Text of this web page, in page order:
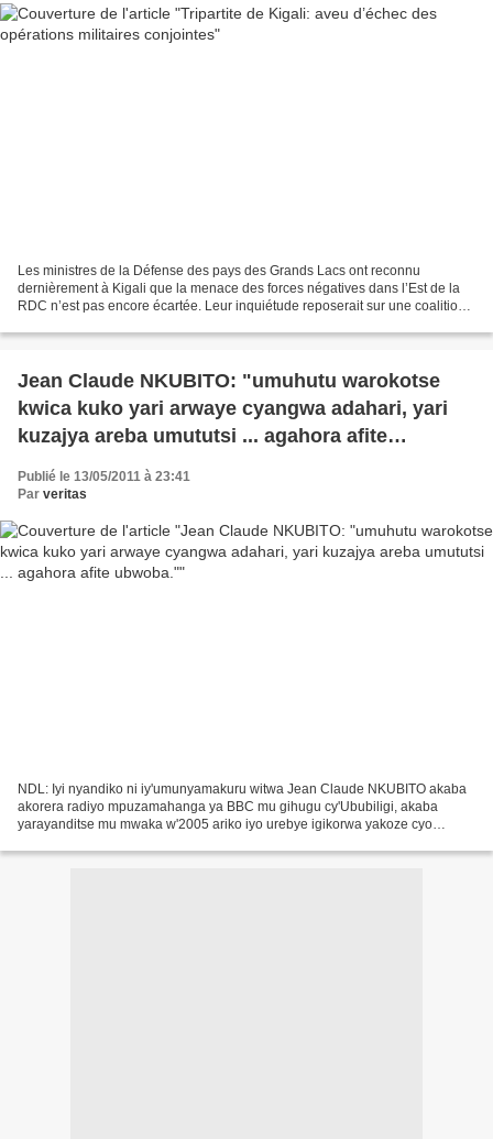
Les ministres de la Défense des pays des Grands Lacs ont reconnu
dernièrement à Kigali que la menace des forces négatives dans l’Est de la
RDC n’est pas encore écartée. Leur inquiétude reposerait sur une coalition
Jean Claude NKUBITO: "umuhutu warokotse
kwica kuko yari arwaye cyangwa adahari, yari
kuzajya areba umututsi ... agahora afite
ubwoba."
Publié le 13/05/2011 à 23:41
Par veritas
NDL: Iyi nyandiko ni iy'umunyamakuru witwa Jean Claude NKUBITO akaba
akorera radiyo mpuzamahanga ya BBC mu gihugu cy'Ububiligi, akaba
yarayanditse mu mwaka w'2005 ariko iyo urebye igikorwa yakoze cyo